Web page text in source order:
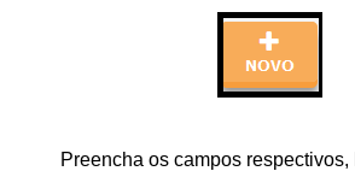
Preencha os campos respectivos,